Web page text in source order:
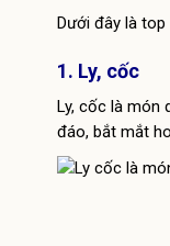
Dưới đây là
1. Ly, cốc
Ly, cốc là món
đáo, bắt mắt